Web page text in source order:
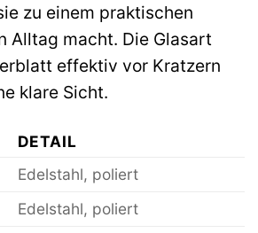
zu einem praktischen
Alltag macht. Die Glasart
effektiv vor Kratzern
klare Sicht.
DETAIL
Edelstahl, poliert
Edelstahl, poliert